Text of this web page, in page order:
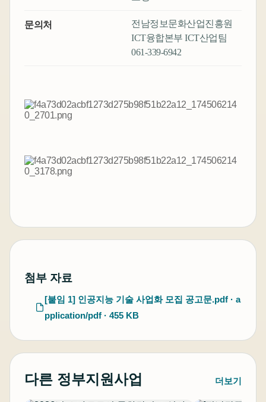
문의처
전남정보문화산업진흥원
ICT융합본부 ICT산업팀
061-339-6942
첨부 자료
[붙임 1] 인공지능 기술 사업화 모집 공고문.pdf · a
pplication/pdf · 455 KB
다른 정부지원사업 더보기